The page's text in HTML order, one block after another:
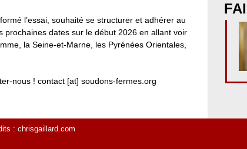
l’essai, souhaité se structurer et adhérer au
dates sur le début 2026 en allant voir
la Seine-et-Marne, les Pyrénées Orientales,
nous ! contact [at] soudons-fermes.org
: chrisgaillard.com